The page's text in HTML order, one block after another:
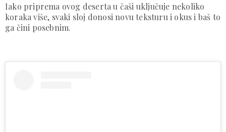
Iako priprema ovog deserta u čaši uključuje nekoliko
koraka više, svaki sloj donosi novu teksturu i okus i baš to
ga čini posebnim.